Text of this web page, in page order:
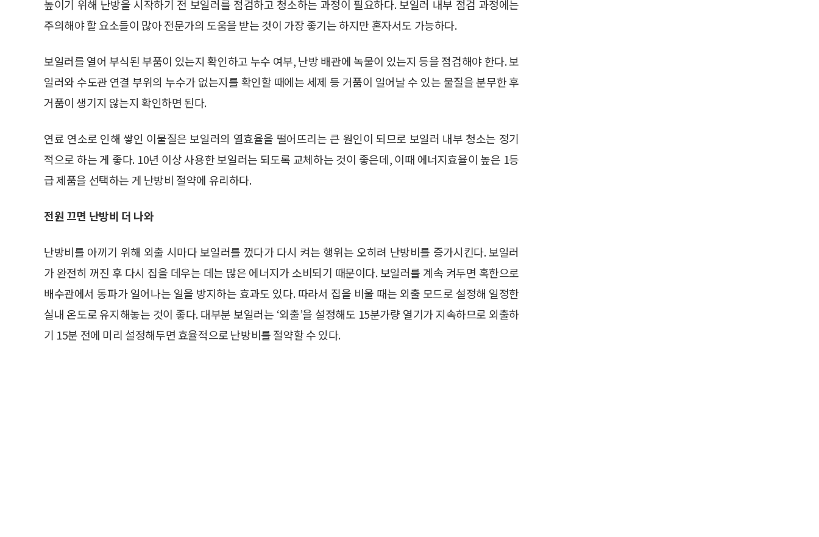
높이기 위해 난방을 시작하기 전 보일러를 점검하고 청소하는 과정이 필요하다. 보일러 내부 점검 과정에는
주의해야 할 요소들이 많아 전문가의 도움을 받는 것이 가장 좋기는 하지만 혼자서도 가능하다.
보일러를 열어 부식된 부품이 있는지 확인하고 누수 여부, 난방 배관에 녹물이 있는지 등을 점검해야 한다. 보
일러와 수도관 연결 부위의 누수가 없는지를 확인할 때에는 세제 등 거품이 일어날 수 있는 물질을 분무한 후
거품이 생기지 않는지 확인하면 된다.
연료 연소로 인해 쌓인 이물질은 보일러의 열효율을 떨어뜨리는 큰 원인이 되므로 보일러 내부 청소는 정기
적으로 하는 게 좋다. 10년 이상 사용한 보일러는 되도록 교체하는 것이 좋은데, 이때 에너지효율이 높은 1등
급 제품을 선택하는 게 난방비 절약에 유리하다.
전원 끄면 난방비 더 나와
난방비를 아끼기 위해 외출 시마다 보일러를 껐다가 다시 켜는 행위는 오히려 난방비를 증가시킨다. 보일러
가 완전히 꺼진 후 다시 집을 데우는 데는 많은 에너지가 소비되기 때문이다. 보일러를 계속 켜두면 혹한으로
배수관에서 동파가 일어나는 일을 방지하는 효과도 있다. 따라서 집을 비울 때는 외출 모드로 설정해 일정한
실내 온도로 유지해놓는 것이 좋다. 대부분 보일러는 ‘외출’을 설정해도 15분가량 열기가 지속하므로 외출하
기 15분 전에 미리 설정해두면 효율적으로 난방비를 절약할 수 있다.